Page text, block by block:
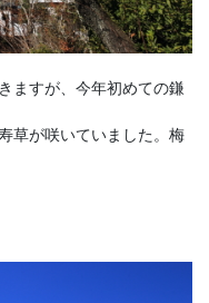
ますが、今年初めての鎌
草が咲いていました。梅